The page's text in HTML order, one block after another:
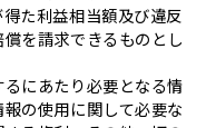
た利益相当額及び違反
を請求できるものとし
にあたり必要となる情
の使用に関して必要な